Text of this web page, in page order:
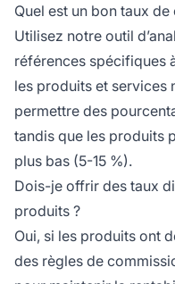
Quel est un bon taux
Utilisez notre outil
références spécifiques
les produits et services
permettre des
tandis que les produits
plus bas (5-15 %).
Dois-je offrir des taux
produits ?
Oui, si les produits ont
des règles de